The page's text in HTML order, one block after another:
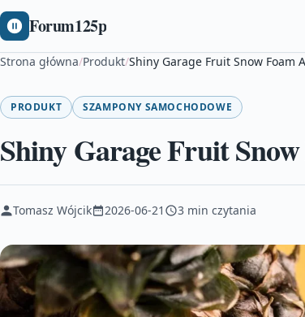
Forum125p
Strona główna/Produkt/Shiny Garage Fruit Snow Foam
PRODUKT SZAMPONY SAMOCHODOWE
Shiny Garage Fruit
Tomasz Wójcik 2026-06-21 3 min czytania